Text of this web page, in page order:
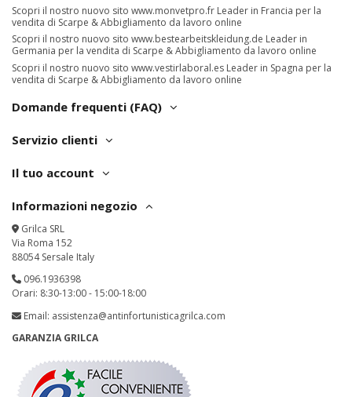
Scopri il nostro nuovo sito www.monvetpro.fr Leader in Francia per la
vendita di Scarpe & Abbigliamento da lavoro online
Scopri il nostro nuovo sito www.bestearbeitskleidung.de Leader in
Germania per la vendita di Scarpe & Abbigliamento da lavoro online
Scopri il nostro nuovo sito www.vestirlaboral.es Leader in Spagna per la
vendita di Scarpe & Abbigliamento da lavoro online
Domande frequenti (FAQ)
Servizio clienti
Il tuo account
Informazioni negozio
Grilca SRL
Via Roma 152
88054 Sersale Italy
096.1936398
Orari: 8:30-13:00 - 15:00-18:00
Email: assistenza@antinfortunisticagrilca.com
GARANZIA GRILCA